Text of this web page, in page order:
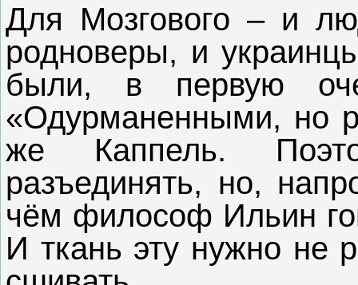
Для Мозгового – и
родноверы, и
были, в первую
«Одурманенными, но
же Каппель.
разъединять, но,
чём философ Ильин
И ткань эту нужно не